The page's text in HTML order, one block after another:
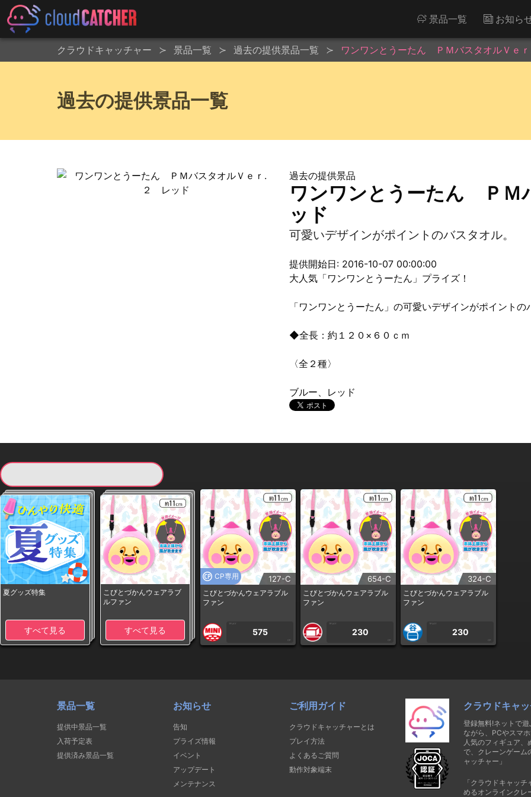
景品一覧 お知ら
クラウドキャッチャー 景品一覧 過去の提供景品一覧 ワンワンとうーたん ＰＭバスタオルＶｅ
過去の提供景品一覧
過去の提供景品
ワンワンとうーたん Ｐ
ッド
可愛いデザインがポイントのバスタオル。
提供開始日: 2016-10-07 00:00:00
大人気「ワンワンとうーたん」プライズ！
「ワンワンとうーたん」の可愛いデザインがポイントの
◆全長：約１２０×６０ｃｍ
〈全２種〉
ブルー、レッド
夏グッズ特集
すべて見る
こびとづかんウェアラブ
ルファン
すべて見る
CP専用 127-C
こびとづかんウェアラブル
ファン
1PLAY
575
CP
654-C
こびとづかんウェアラブル
ファン
1PLAY
230
CP
324-C
こびとづかんウェアラブル
ファン
1PLAY
230
CP
景品一覧
提供中景品一覧
入荷予定表
提供済み景品一覧
お知らせ
告知
プライズ情報
イベント
アップデート
メンテナンス
ご利用ガイド
クラウドキャッチャーとは
プレイ方法
よくあるご質問
動作対象端末
クラウドキャ
登録無料!ネットで
ながら、PCやスマ
人気のフィギュア
で、クレーンゲーム
ャッチャー」
「クラウドキャッ
めるオンラインクレ